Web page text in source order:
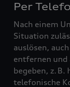
Per
Nach einem
Situation
auslösen,
entfernen und
begeben, z.
telefonische